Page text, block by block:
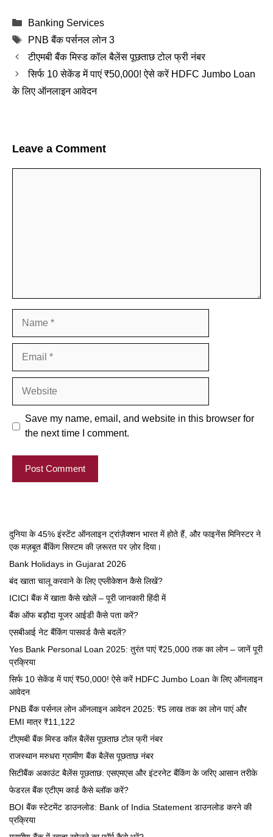
Categories
Banking Services
Tags
PNB बैंक पर्सनल लोन 3
टीएमबी बैंक मिस्ड कॉल बैलेंस पूछताछ टोल फ्री नंबर
सिर्फ 10 सेकेंड में पाएं ₹50,000! ऐसे करें HDFC Jumbo Loan
के लिए ऑनलाइन आवेदन
Leave a Comment
Save my name, email, and website in this browser for
the next time I comment.
दुनिया के 45% इंस्टेंट ऑनलाइन ट्रांज़ैक्शन भारत में होते हैं, और फाइनेंस मिनिस्टर ने
एक मज़बूत बैंकिंग सिस्टम की ज़रूरत पर ज़ोर दिया।
Bank Holidays in Gujarat 2026
बंद खाता चालू करवाने के लिए एप्लीकेशन कैसे लिखें?
ICICI बैंक में खाता कैसे खोलें – पूरी जानकारी हिंदी में
बैंक ऑफ बड़ौदा यूजर आईडी कैसे पता करें?
एसबीआई नेट बैंकिंग पासवर्ड कैसे बदलें?
Yes Bank Personal Loan 2025: तुरंत पाएं ₹25,000 तक का लोन – जानें पूरी
प्रक्रिया
सिर्फ 10 सेकेंड में पाएं ₹50,000! ऐसे करें HDFC Jumbo Loan के लिए ऑनलाइन
आवेदन
PNB बैंक पर्सनल लोन ऑनलाइन आवेदन 2025: ₹5 लाख तक का लोन पाएं और
EMI मात्र ₹11,122
टीएमबी बैंक मिस्ड कॉल बैलेंस पूछताछ टोल फ्री नंबर
राजस्थान मरुधरा ग्रामीण बैंक बैलेंस पूछताछ नंबर
सिटीबैंक अकाउंट बैलेंस पूछताछ: एसएमएस और इंटरनेट बैंकिंग के जरिए आसान तरीके
फेडरल बैंक एटीएम कार्ड कैसे ब्लॉक करें?
BOI बैंक स्टेटमेंट डाउनलोड: Bank of India Statement डाउनलोड करने की
प्रक्रिया